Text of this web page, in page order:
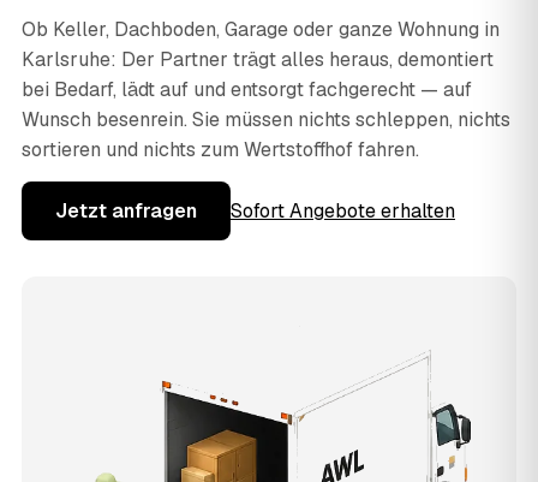
Ob Keller, Dachboden, Garage oder ganze Wohnung in
Karlsruhe: Der Partner trägt alles heraus, demontiert
bei Bedarf, lädt auf und entsorgt fachgerecht — auf
Wunsch besenrein. Sie müssen nichts schleppen, nichts
sortieren und nichts zum Wertstoffhof fahren.
Jetzt anfragen Sofort Angebote erhalten